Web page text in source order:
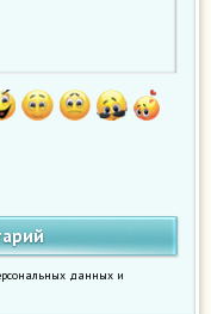
данных и